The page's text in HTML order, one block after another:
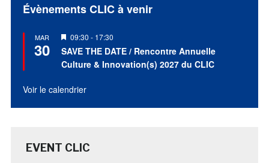
Évènements CLIC à venir
MAR
30
Mis
en
avant
09:30 - 17:30
SAVE THE DATE / Rencontre Annuelle
Culture & Innovation(s) 2027 du CLIC
Voir le calendrier
EVENT CLIC